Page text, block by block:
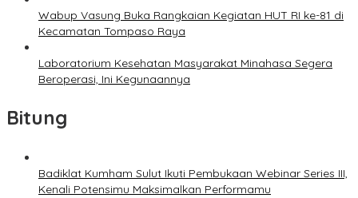
Wabup Vasung Buka Rangkaian Kegiatan HUT RI ke-81 di
Kecamatan Tompaso Raya
Laboratorium Kesehatan Masyarakat Minahasa Segera
Beroperasi, Ini Kegunaannya
Bitung
Badiklat Kumham Sulut Ikuti Pembukaan Webinar Series III,
Kenali Potensimu Maksimalkan Performamu